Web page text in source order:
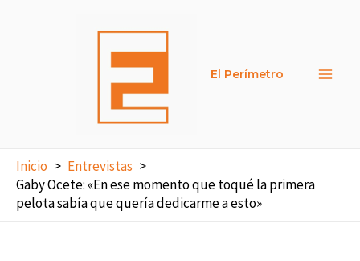
El Perímetro
Inicio
Entrevistas
Gaby Ocete: «En ese momento que toqué la primera
pelota sabía que quería dedicarme a esto»